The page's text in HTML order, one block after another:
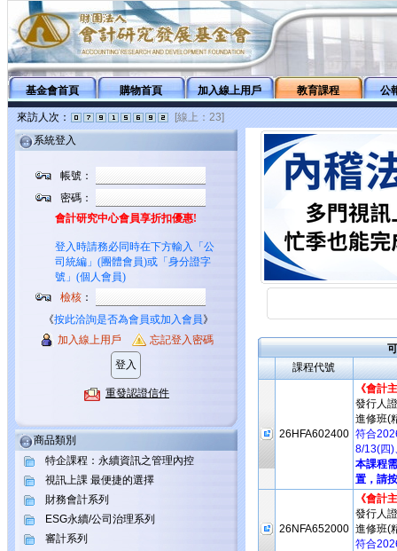
基金會首頁 購物首頁 加入線上用戶 教育課程 公
來訪人次：
[線上：23]
系統登入
帳號：
密碼：
會計研究中心會員享折扣優惠!
登入時請務必同時在下方輸入「公
司統編」(團體會員)或「身分證字
號」(個人會員)
檢核：
《按此洽詢是否為會員或加入會員》
加入線上用戶
忘記登入密碼
重發認證信件
商品類別
特企課程：永續資訊之管理內控
視訊上課 最便捷的選擇
財務會計系列
ESG永續/公司治理系列
審計系列
課程代號
26HFA602400
《會計
發行人
進修班(
符合
8/13(四)
本課程
置，請
26NFA652000
《會計
發行人
進修班(
符合